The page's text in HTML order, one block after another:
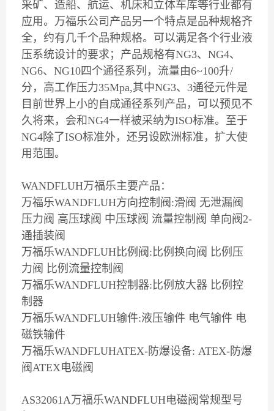
采矿、造船、航运、机床和立体车库等行业都有
应用。万福乐公司产品另一个特点是品种规格齐
全，约有几千个品种规格。可以满足各个行业液
压系统设计的要求；产品规格有NG3、NG4、
NG6、NG10四个通径系列，流量由6~100升/
分，高工作压力35Mpa,其中NG3、3通径元件是
目前世界上小的自成通径系列产品，可以预见不
久将来，会和NG4一样被采纳为ISO标准。至于
NG4除了ISO标准外，还另设欧洲标准，扩大使
用范围。
WANDFLUH万福乐主要产品：
万福乐WANDFLUH方向控制阀:滑阀 无泄漏阀
压力阀 高压球阀 中压球阀 流量控制阀 单向阀2-
通插装阀
万福乐WANDFLUH比例阀:比例换向阀 比例压
力阀 比例流量控制阀
万福乐WANDFLUH控制器:比例放大器 比例控
制器
万福乐WANDFLUH输件:液压输件 电气输件 电
磁铁输件
万福乐WANDFLUHATEX-防爆设备: ATEX-防爆
阀ATEX电磁阀
AS32061A万福乐WANDFLUH电磁阀常规型号